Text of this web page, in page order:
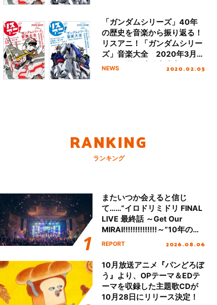
「ガンダムシリーズ」40年
の歴史を音楽から振り返る！
リスアニ！「ガンダムシリー
ズ」音楽大全 2020年3月
26日 2冊同時発売決定！！
NEWS 2020.02.05
RANKING
ランキング
またいつか会えると信じ
て……“イロドリミドリ FINAL
LIVE 最終話 ～Get Our
MIRAI!!!!!!!!!!!!!!～”10年の活
動を経てファイナルを迎える
REPORT 2026.08.06
10月放送アニメ『パンどろぼ
う』より、OPテーマ＆EDテ
ーマを収録した主題歌CDが
10月28日にリリース決定！